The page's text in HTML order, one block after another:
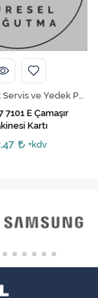
Beko Teknik Servis ve Yedek Parça Hizmetleri
7101 E Çamaşır
Kartı
+kdv